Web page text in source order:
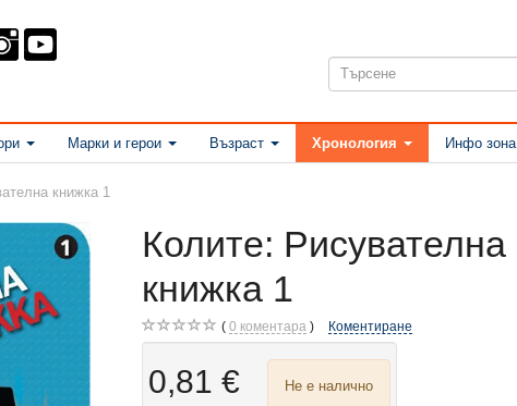
Марки и герои Възраст Хронология Инфо зона
книжка 1
Колите: Рисувателна
книжка 1
0 коментара Коментиране
0,81 €
Не е налично